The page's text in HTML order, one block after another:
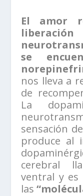
El amor
se
nos lleva a
de
La
sensación
produce al
cerebral
ventral y es
las